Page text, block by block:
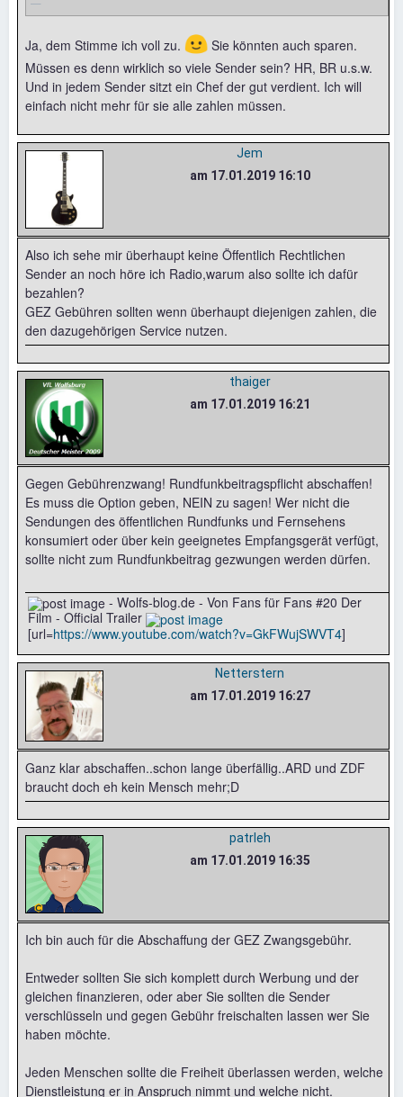
Ja, dem Stimme ich voll zu. 🙂 Sie könnten auch sparen.
Müssen es denn wirklich so viele Sender sein? HR, BR u.s.w.
Und in jedem Sender sitzt ein Chef der gut verdient. Ich will
einfach nicht mehr für sie alle zahlen müssen.
Jem
am 17.01.2019 16:10
Also ich sehe mir überhaupt keine Öffentlich Rechtlichen
Sender an noch höre ich Radio,warum also sollte ich dafür
bezahlen?
GEZ Gebühren sollten wenn überhaupt diejenigen zahlen, die
den dazugehörigen Service nutzen.
thaiger
am 17.01.2019 16:21
Gegen Gebührenzwang! Rundfunkbeitragspflicht abschaffen!
Es muss die Option geben, NEIN zu sagen! Wer nicht die
Sendungen des öffentlichen Rundfunks und Fernsehens
konsumiert oder über kein geeignetes Empfangsgerät verfügt,
sollte nicht zum Rundfunkbeitrag gezwungen werden dürfen.
- Wolfs-blog.de - Von Fans für Fans #20 Der
Film - Official Trailer
[url=https://www.youtube.com/watch?v=GkFWujSWVT4]
Netterstern
am 17.01.2019 16:27
Ganz klar abschaffen..schon lange überfällig..ARD und ZDF
braucht doch eh kein Mensch mehr;D
patrleh
am 17.01.2019 16:35
Ich bin auch für die Abschaffung der GEZ Zwangsgebühr.
Entweder sollten Sie sich komplett durch Werbung und der
gleichen finanzieren, oder aber Sie sollten die Sender
verschlüsseln und gegen Gebühr freischalten lassen wer Sie
haben möchte.
Jeden Menschen sollte die Freiheit überlassen werden, welche
Dienstleistung er in Anspruch nimmt und welche nicht.